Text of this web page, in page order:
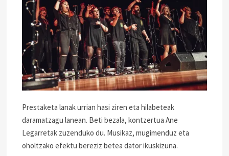
Prestaketa lanak urrian hasi ziren eta hilabeteak
daramatzagu lanean. Beti bezala, kontzertua Ane
Legarretak zuzenduko du. Musikaz, mugimenduz eta
oholtzako efektu bereziz betea dator ikuskizuna.